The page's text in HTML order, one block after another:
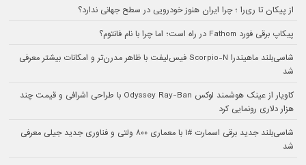
از پیکان تا ری‌را ؛ چرا ایران هنوز خودرویی در سطح جهانی ندارد؟
پیکاپ برقی فورد Fathom در راه است؛ اما چرا با نام فانتوم؟
شاسی‌بلند ماهیندرا Scorpio-N فیس‌لیفت با ظاهر مدرن‌تر و امکانات بیشتر معرفی
شد
کاویار از عینک هوشمند لوکس Odyssey Ray-Ban با طراحی اشرافی و قیمت چند
هزار دلاری رونمایی کرد
شاسی‌بلند جدید برقی اسمارت #۱ با معماری ۸۰۰ ولتی و فناوری جدید جیلی معرفی
شد